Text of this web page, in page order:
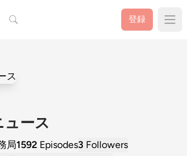
検索 登録
ース
局1592 Episodes3 Followers